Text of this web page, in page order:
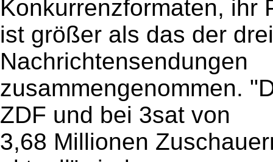
Konkurrenzformaten, ihr
ist größer als das der
Nachrichtensendungen
zusammengenommen.
ZDF und bei 3sat von
3,68 Millionen